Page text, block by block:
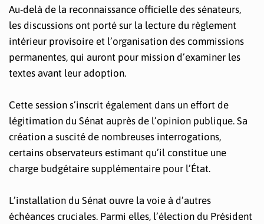
Au-delà de la reconnaissance officielle des sénateurs,
les discussions ont porté sur la lecture du règlement
intérieur provisoire et l’organisation des commissions
permanentes, qui auront pour mission d’examiner les
textes avant leur adoption.
Cette session s’inscrit également dans un effort de
légitimation du Sénat auprès de l’opinion publique. Sa
création a suscité de nombreuses interrogations,
certains observateurs estimant qu’il constitue une
charge budgétaire supplémentaire pour l’État.
L’installation du Sénat ouvre la voie à d’autres
échéances cruciales. Parmi elles, l’élection du Président